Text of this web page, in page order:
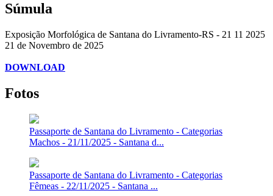
Súmula
Exposição Morfológica de Santana do Livramento-RS - 21 11 2025
21 de Novembro de 2025
DOWNLOAD
Fotos
Passaporte de Santana do Livramento - Categorias
Machos - 21/11/2025 - Santana d...
Passaporte de Santana do Livramento - Categorias
Fêmeas - 22/11/2025 - Santana ...